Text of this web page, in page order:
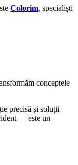
Colorim, specialiști
conceptele
precisă și soluții
— este un